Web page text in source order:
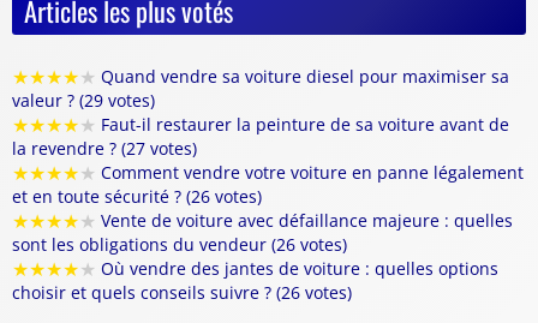
Articles les plus votés
★★★★★ Quand vendre sa voiture diesel pour maximiser sa
valeur ? (29 votes)
★★★★★ Faut-il restaurer la peinture de sa voiture avant de
la revendre ? (27 votes)
★★★★★ Comment vendre votre voiture en panne légalement
et en toute sécurité ? (26 votes)
★★★★★ Vente de voiture avec défaillance majeure : quelles
sont les obligations du vendeur (26 votes)
★★★★★ Où vendre des jantes de voiture : quelles options
choisir et quels conseils suivre ? (26 votes)